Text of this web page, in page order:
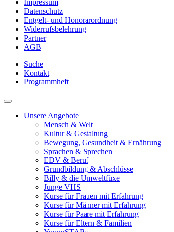
Impressum
Datenschutz
Entgelt- und Honorarordnung
Widerrufsbelehrung
Partner
AGB
Suche
Kontakt
Programmheft
Unsere Angebote
Mensch & Welt
Kultur & Gestaltung
Bewegung, Gesundheit & Ernährung
Sprachen & Sprechen
EDV & Beruf
Grundbildung & Abschlüsse
Billy & die Umweltfüxe
Junge VHS
Kurse für Frauen mit Erfahrung
Kurse für Männer mit Erfahrung
Kurse für Paare mit Erfahrung
Kurse für Eltern & Familien